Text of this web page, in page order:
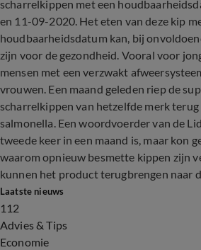
scharrelkippen met een
en 11-09-2020. Het eten van deze kip
houdbaarheidsdatum kan, bij
zijn voor de gezondheid. Vooral voor
mensen met een verzwakt
vrouwen. Een maand geleden riep de
scharrelkippen van hetzelfde merk
salmonella. Een woordvoerder van de
tweede keer in een maand is, maar kon
waarom opnieuw besmette kippen zijn
kunnen het product terugbrengen naar
Laatste nieuws
112
Advies & Tips
Economie